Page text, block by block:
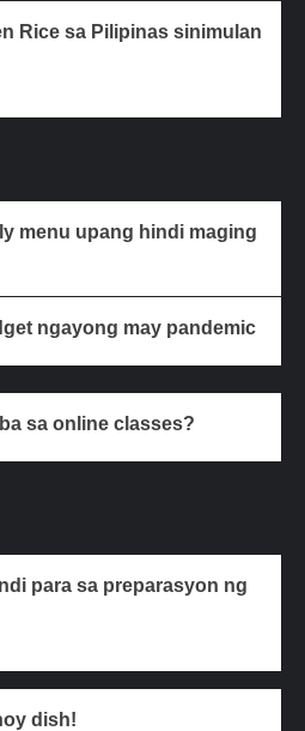
Rice sa Pilipinas sinimulan
menu upang hindi maging
ngayong may pandemic
sa online classes?
para sa preparasyon ng
dish!